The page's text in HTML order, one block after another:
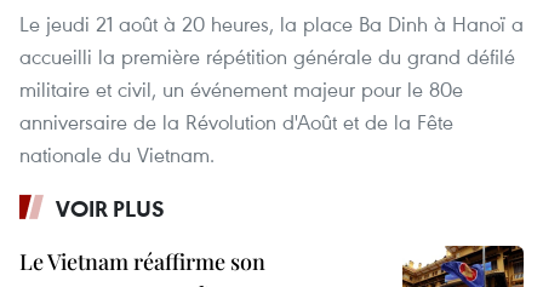
Le jeudi 21 août à 20 heures, la place Ba Dinh à Hanoï a
accueilli la première répétition générale du grand défilé
militaire et civil, un événement majeur pour le 80e
anniversaire de la Révolution d'Août et de la Fête
nationale du Vietnam.
VOIR PLUS
Le Vietnam réaffirme son